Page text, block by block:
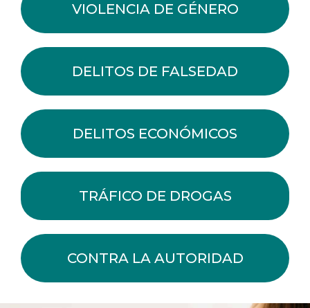
VIOLENCIA DE GÉNERO
DELITOS DE FALSEDAD
DELITOS ECONÓMICOS
TRÁFICO DE DROGAS
CONTRA LA AUTORIDAD